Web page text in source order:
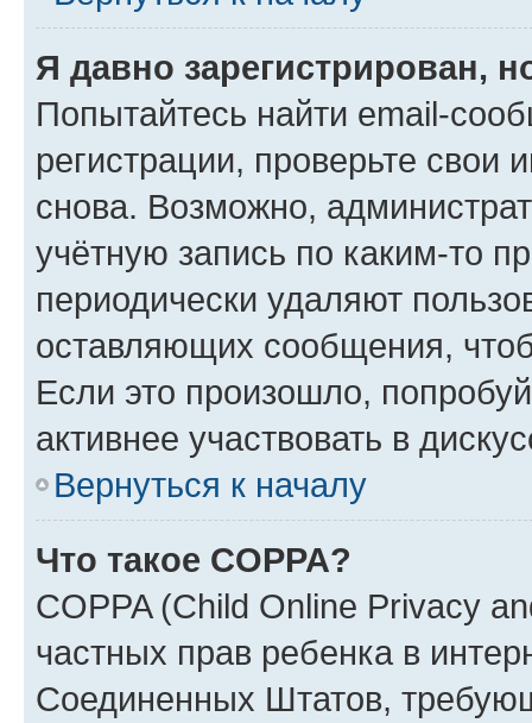
Я давно зарегистрирован,
Попытайтесь найти email-
регистрации, проверьте свои
снова. Возможно,
учётную запись по каким-то
периодически удаляют
оставляющих сообщения,
Если это произошло,
активнее участвовать в
Вернуться к началу
Что такое COPPA?
COPPA (Child Online Privacy
частных прав ребенка в
Соединенных Штатов,